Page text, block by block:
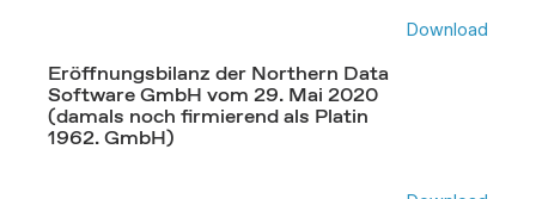
Eröffnungsbilanz der Northern Data
Software GmbH vom 29. Mai 2020
(damals noch firmierend als Platin
1962. GmbH)
Download